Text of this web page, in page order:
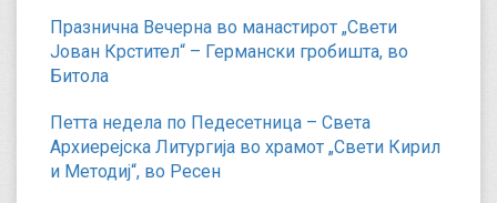
Празнична Вечерна во манастирот „Свети
Јован Крстител“ – Германски гробишта, во
Битола
Петта недела по Педесетница – Света
Архиерејска Литургија во храмот „Свети Кирил
и Методиј“, во Ресен